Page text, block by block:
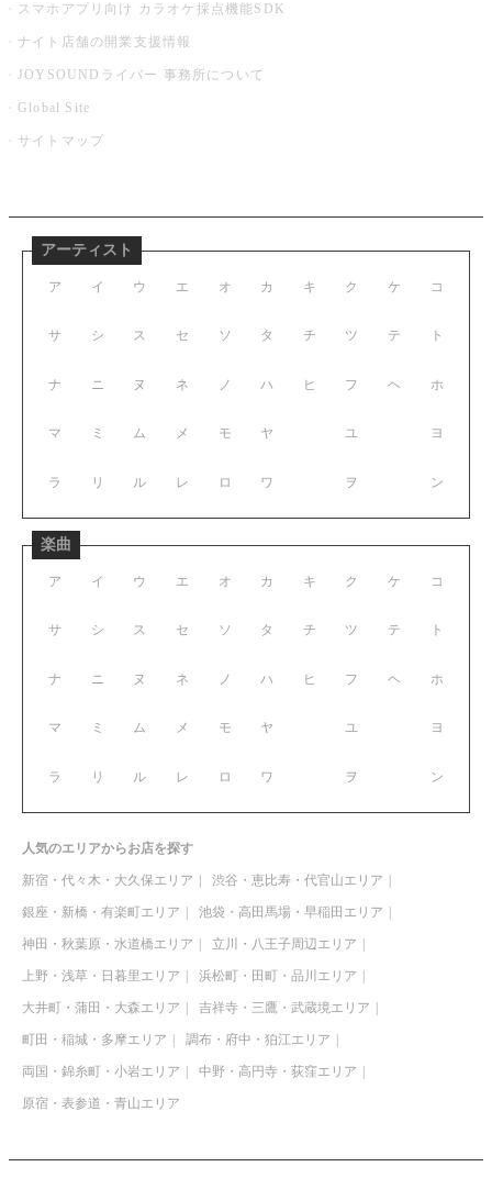
スマホアプリ向け カラオケ採点機能SDK
ナイト店舗の開業支援情報
JOYSOUNDライバー 事務所について
Global Site
サイトマップ
アーティスト
ア イ ウ エ オ
サ シ ス セ ソ
ナ ニ ヌ ネ ノ
マ ミ ム メ モ
ラ リ ル レ ロ
カ キ ク ケ コ
タ チ ツ テ ト
ハ ヒ フ ヘ ホ
ヤ ユ ヨ
ワ ヲ ン
楽曲
ア イ ウ エ オ
サ シ ス セ ソ
ナ ニ ヌ ネ ノ
マ ミ ム メ モ
ラ リ ル レ ロ
カ キ ク ケ コ
タ チ ツ テ ト
ハ ヒ フ ヘ ホ
ヤ ユ ヨ
ワ ヲ ン
人気のエリアからお店を探す
新宿・代々木・大久保エリア 渋谷・恵比寿・代官山エリア
銀座・新橋・有楽町エリア 池袋・高田馬場・早稲田エリア
神田・秋葉原・水道橋エリア 立川・八王子周辺エリア
上野・浅草・日暮里エリア 浜松町・田町・品川エリア
大井町・蒲田・大森エリア 吉祥寺・三鷹・武蔵境エリア
町田・稲城・多摩エリア 調布・府中・狛江エリア
両国・錦糸町・小岩エリア 中野・高円寺・荻窪エリア
原宿・表参道・青山エリア